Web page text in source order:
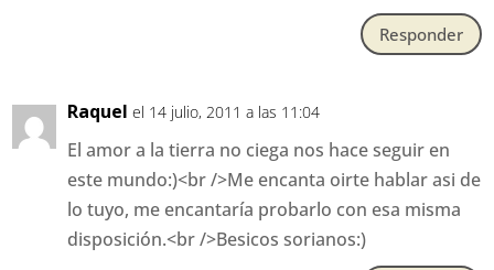
Responder
Raquel el 14 julio, 2011 a las 11:04
El amor a la tierra no ciega nos hace seguir en
este mundo:)<br />Me encanta oirte hablar asi de
lo tuyo, me encantaría probarlo con esa misma
disposición.<br />Besicos sorianos:)